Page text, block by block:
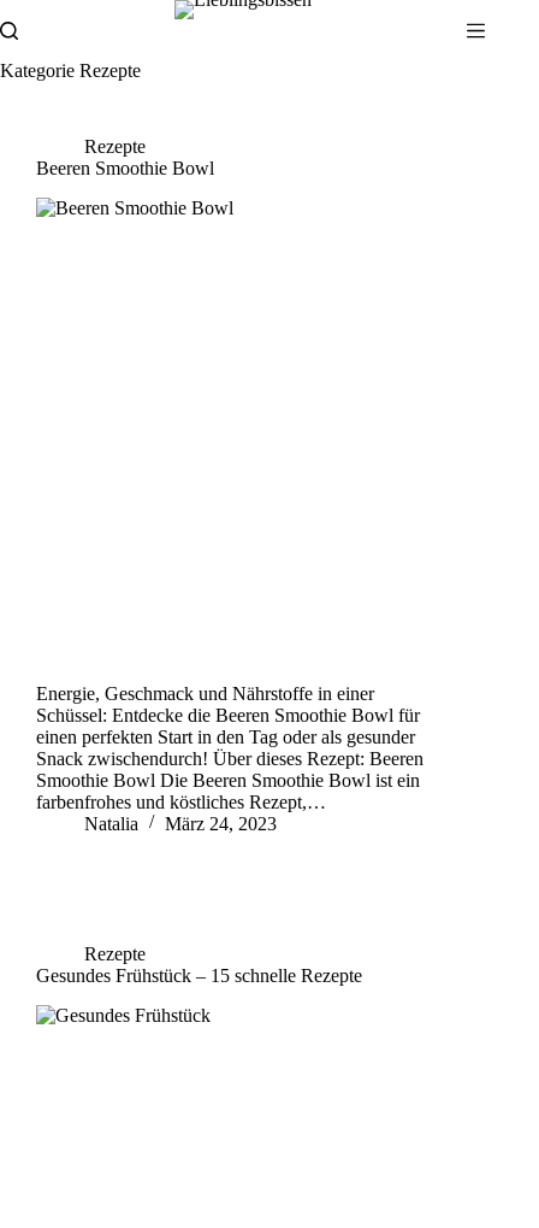
Inhalt
Kategorie Rezepte
Rezepte
Beeren Smoothie Bowl
Energie, Geschmack und Nährstoffe in einer
Schüssel: Entdecke die Beeren Smoothie Bowl für
einen perfekten Start in den Tag oder als gesunder
Snack zwischendurch! Über dieses Rezept: Beeren
Smoothie Bowl Die Beeren Smoothie Bowl ist ein
farbenfrohes und köstliches Rezept,…
Natalia
März 24, 2023
Rezepte
Gesundes Frühstück – 15 schnelle Rezepte